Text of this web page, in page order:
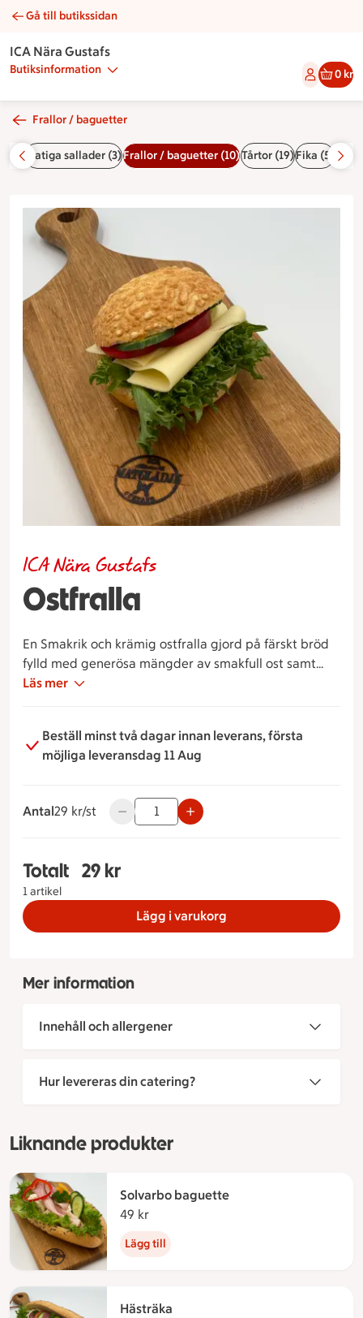
Ostfralla | Catering ICA Nära Gustafs
Gå till butikssidan
ICA Nära Gustafs
Butiksinformation 0 kr
Frallor / baguetter
(2) Matiga sallader (3)Frallor / baguetter (10)Tårtor (19)Fika (5)
Ostfralla
ICA Nära Gustafs
En Smakrik och krämig ostfralla gjord på färskt bröd
fylld med generösa mängder av smakfull ost samt
krispiga, färska grönsaker. Varje tugga är en harmoni
och fräschhet som garanterat kommer vara en favorit
för ostälskare och sandwichentusiaster.
Läs mer
Beställ minst två dagar innan leverans, första
möjliga leveransdag 11 Aug
Antal
29 kronor styck
29 kr/st Använd knapparna för att minska eller
Totalt
1 artikel
Totalt 1 stycken Ostfralla, 29 kronor
29 kr
Lägg i varukorg
Mer information
Innehåll och allergener
Hur levereras din catering?
Liknande produkter
Solvarbo baguette
49 kr
Lägg till
Hästräka